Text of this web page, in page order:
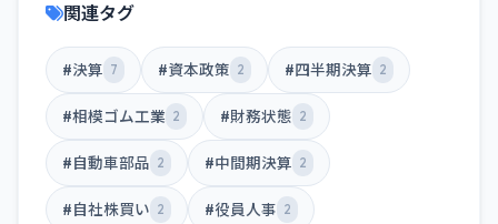
関連タグ
#決算 7 #資本政策 2 #四半期決算 2
#相模ゴム工業 2 #財務状態 2
#自動車部品 2 #中間期決算 2
#自社株買い 2 #役員人事 2